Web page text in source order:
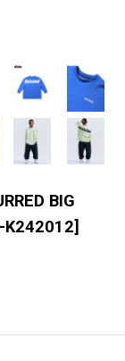
BIG
K242012]